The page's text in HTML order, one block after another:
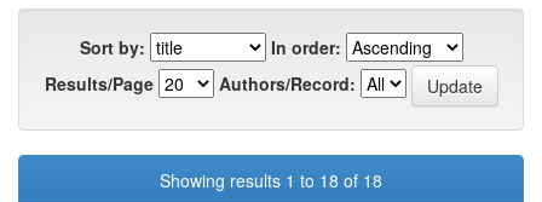
Sort by:
In order:
Results/Page
Authors/Record:
Showing results 1 to 18 of 18